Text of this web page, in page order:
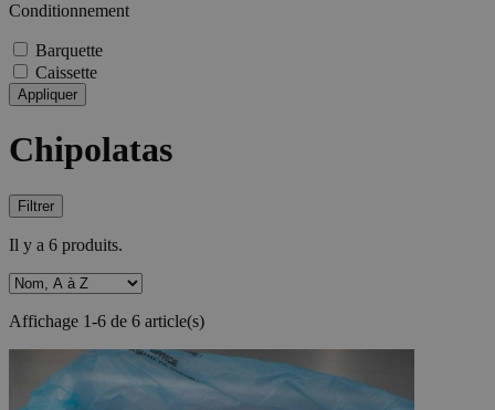
Conditionnement
Barquette
Caissette
Appliquer
Chipolatas
Filtrer
Il y a 6 produits.
Affichage 1-6 de 6 article(s)